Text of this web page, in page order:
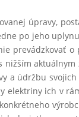
úpravy,
po jeho
prevádzkovať
nižším
a údržbu
elektriny ich v